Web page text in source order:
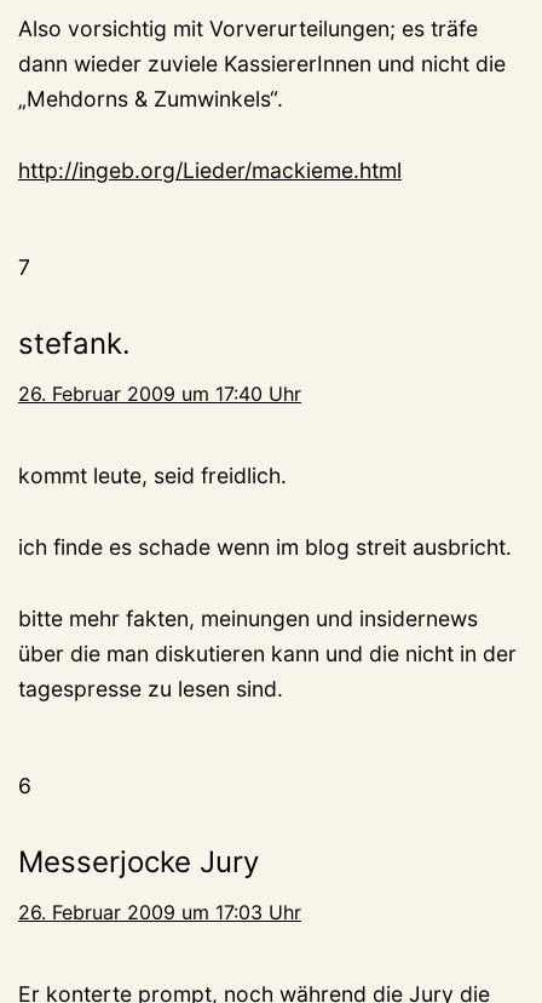
Also vorsichtig mit Vorverurteilungen; es träfe
dann wieder zuviele KassiererInnen und nicht die
„Mehdorns & Zumwinkels“.
http://ingeb.org/Lieder/mackieme.html
7
stefank.
26. Februar 2009 um 17:40 Uhr
kommt leute, seid freidlich.
ich finde es schade wenn im blog streit ausbricht.
bitte mehr fakten, meinungen und insidernews
über die man diskutieren kann und die nicht in der
tagespresse zu lesen sind.
6
Messerjocke Jury
26. Februar 2009 um 17:03 Uhr
Er konterte prompt, noch während die Jury die